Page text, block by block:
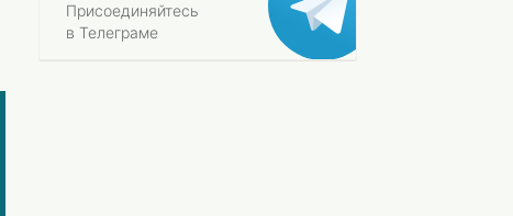
Присоединяйтесь
в Телеграме